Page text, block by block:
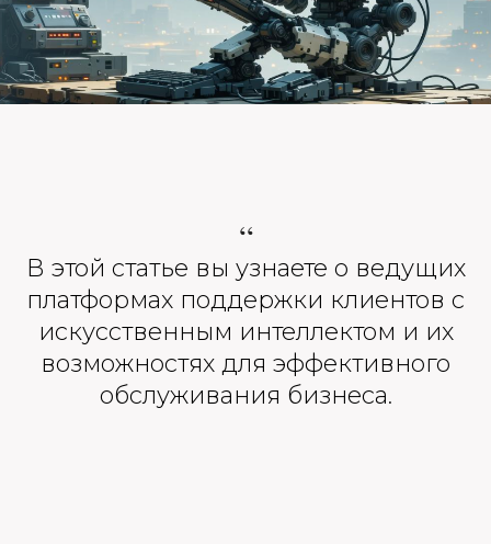
“
В этой статье вы узнаете о ведущих
платформах поддержки клиентов с
искусственным интеллектом и их
возможностях для эффективного
обслуживания бизнеса.